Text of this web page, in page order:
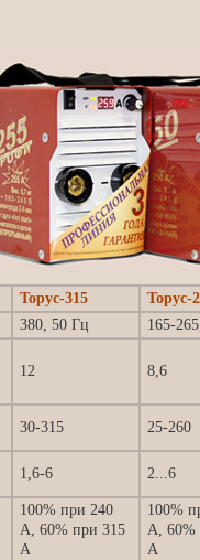
Торус-315
Торус-
380, 50 Гц
165-
12 8,6
30-315 25-260
1,6-6 2...6
100% при 240
А, 60% при 315
А
100%
А, 60%
А